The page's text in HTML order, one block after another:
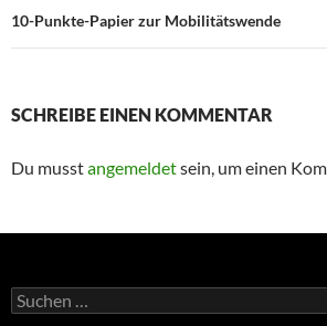
10-Punkte-Papier zur Mobilitätswende
SCHREIBE EINEN KOMMENTAR
Du musstangemeldetsein, um einen
Suchen
nach: